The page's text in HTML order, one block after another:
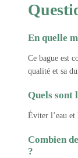
En quelle
Ce bague est
qualité et sa
Quels sont
Éviter l’eau et
Combien
?